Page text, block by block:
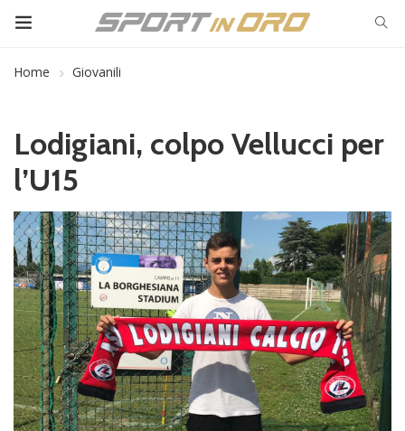
Home Giovanili
Lodigiani, colpo Vellucci per
l’U15